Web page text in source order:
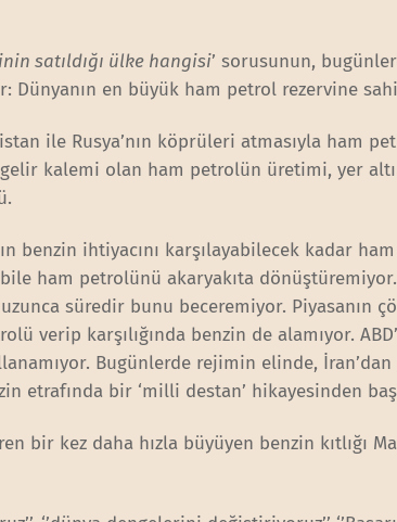
satıldığı ülke hangisi’ sorusunun,
Dünyanın en büyük ham petrol rezervine
ile Rusya’nın köprüleri atmasıyla ham
gelir kalemi olan ham petrolün üretimi, yer
benzin ihtiyacını karşılayabilecek kadar
ham petrolünü akaryakıta
süredir bunu beceremiyor. Piyasanın
verip karşılığında benzin de alamıyor.
Bugünlerde rejimin elinde,
etrafında bir ‘milli destan’ hikayesinden
bir kez daha hızla büyüyen benzin kıtlığı